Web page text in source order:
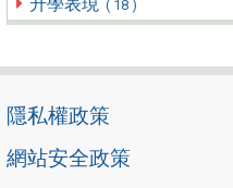
( 18 )
隱私權政策
網站安全政策